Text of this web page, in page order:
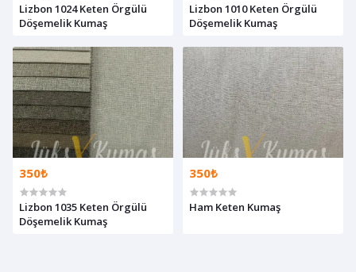
Lizbon 1024 Keten Örgülü
Döşemelik Kumaş
Lizbon 1010 Keten Örgülü
Döşemelik Kumaş
350₺
Lizbon 1035 Keten Örgülü
Döşemelik Kumaş
350₺
Ham Keten Kumaş